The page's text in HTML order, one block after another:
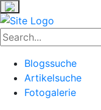
Blogssuche
Artikelsuche
Fotogalerie